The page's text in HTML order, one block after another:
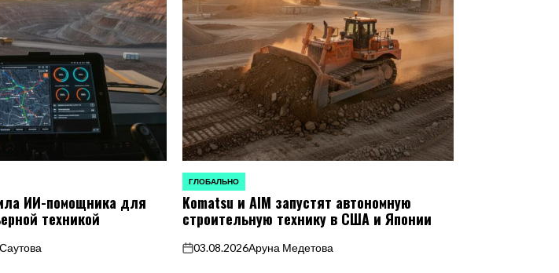
ИИ-помощника для
техникой
ОПУБЛИКОВАНО
В
ГЛОБАЛЬНО
Komatsu и AIM запустят автономную
строительную технику в США и Японии
on
03.08.2026Аруна Медетова